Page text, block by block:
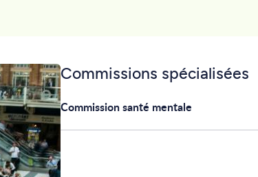
Commissions spécialisées
Commission santé mentale